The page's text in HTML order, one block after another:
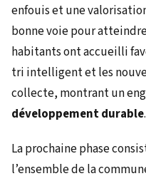
enfouis et une
bonne voie pour
habitants ont accueilli
tri intelligent et les
collecte, montrant un
développement durable.
La prochaine phase
l’ensemble de la